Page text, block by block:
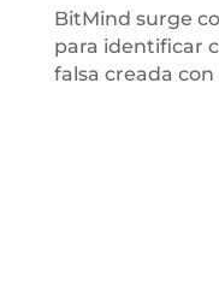
BitMind surge
para identificar
falsa creada